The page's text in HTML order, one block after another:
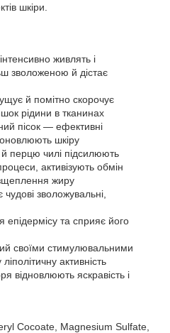
шкіри.
живлять і
зволоженою й дістає
й помітно скорочує
рідини в тканинах
пісок — ефективні
шкіру
й перцю чилі підсилюють
активізують обмін
жиру
зволожувальні,
та сприяє його
своїми стимулювальними
активність
відновлюють яскравість і
Cocoate, Magnesium Sulfate,